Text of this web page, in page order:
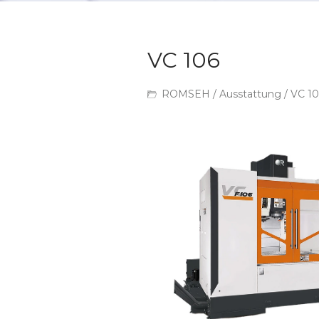
VC 106
ROMSEH /Ausstattung / VC